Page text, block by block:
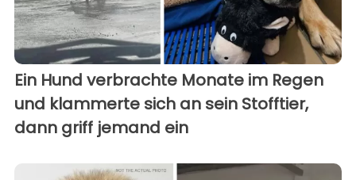
Ein Hund verbrachte Monate im Regen
und klammerte sich an sein Stofftier,
dann griff jemand ein